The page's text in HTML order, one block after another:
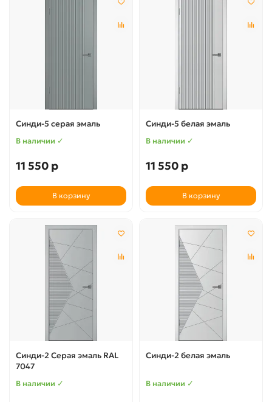
Синди-5 серая эмаль
В наличии ✓
11 550 р
В корзину
Синди-5 белая эмаль
В наличии ✓
11 550 р
В корзину
Синди-2 Серая эмаль RAL
7047
В наличии ✓
Синди-2 белая эмаль
В наличии ✓